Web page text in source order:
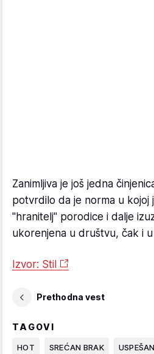
Zanimljiva je još jedna
potvrdilo da je norma u kojoj
"hranitelj" porodice i dalje
ukorenjena u društvu, čak i
Izvor: Stil
Prethodna vest
TAGOVI
HOT SREĆAN BRAK